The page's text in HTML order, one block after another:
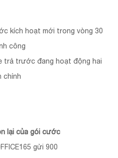
kích hoạt mới trong vòng 30
công
trả trước đang hoạt động hai
chính
lại của gói cước
gửi 900